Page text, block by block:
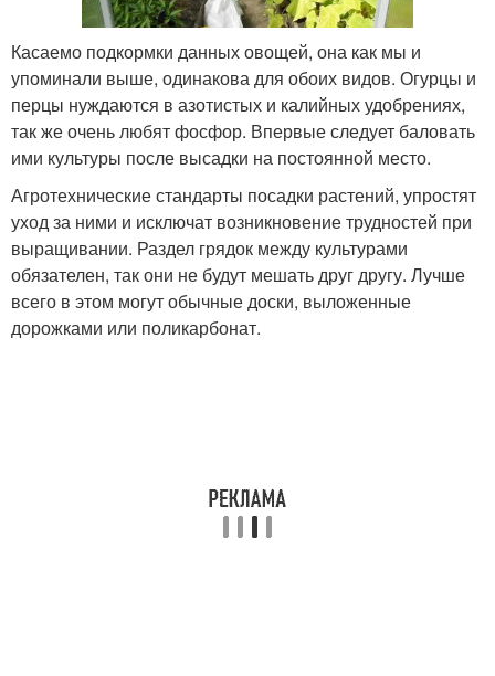
Касаемо подкормки данных овощей, она как мы и
упоминали выше, одинакова для обоих видов. Огурцы и
перцы нуждаются в азотистых и калийных удобрениях,
так же очень любят фосфор. Впервые следует баловать
ими культуры после высадки на постоянной место.
Агротехнические стандарты посадки растений, упростят
уход за ними и исключат возникновение трудностей при
выращивании. Раздел грядок между культурами
обязателен, так они не будут мешать друг другу. Лучше
всего в этом могут обычные доски, выложенные
дорожками или поликарбонат.